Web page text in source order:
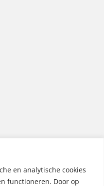
en analytische cookies
functioneren. Door op